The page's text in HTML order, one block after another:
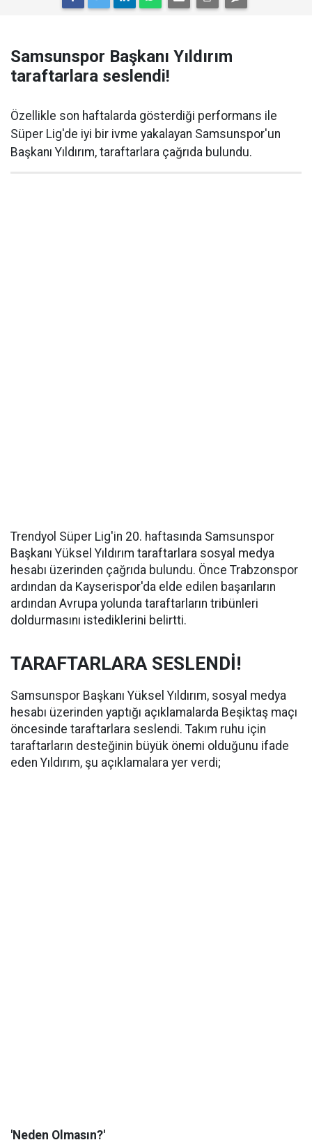
Samsunspor Başkanı Yıldırım
taraftarlara seslendi!
Özellikle son haftalarda gösterdiği performans ile
Süper Lig'de iyi bir ivme yakalayan Samsunspor'un
Başkanı Yıldırım, taraftarlara çağrıda bulundu.
Trendyol Süper Lig'in 20. haftasında Samsunspor
Başkanı Yüksel Yıldırım taraftarlara sosyal medya
hesabı üzerinden çağrıda bulundu. Önce Trabzonspor
ardından da Kayserispor'da elde edilen başarıların
ardından Avrupa yolunda taraftarların tribünleri
doldurmasını istediklerini belirtti.
TARAFTARLARA SESLENDİ!
Samsunspor Başkanı Yüksel Yıldırım, sosyal medya
hesabı üzerinden yaptığı açıklamalarda Beşiktaş maçı
öncesinde taraftarlara seslendi. Takım ruhu için
taraftarların desteğinin büyük önemi olduğunu ifade
eden Yıldırım, şu açıklamalara yer verdi;
'Neden Olmasın?'